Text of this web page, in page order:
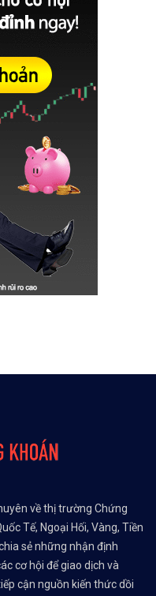
về thị trường Chứng
Tế, Ngoại Hối, Vàng, Tiền
sẻ những nhận định
cơ hội để giao dịch và
cận nguồn kiến thức dồi